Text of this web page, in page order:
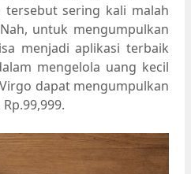
tersebut sering kali malah
untuk mengumpulkan
menjadi aplikasi terbaik
mengelola uang kecil
dapat mengumpulkan